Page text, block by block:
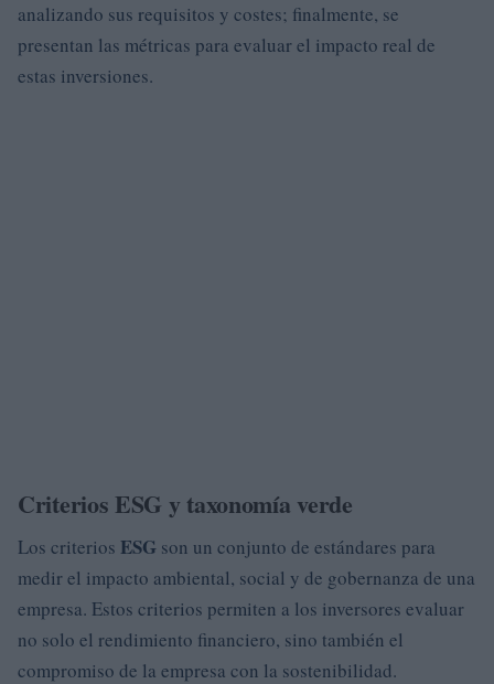
analizando sus requisitos y costes; finalmente, se
presentan las métricas para evaluar el impacto real de
estas inversiones.
Criterios ESG y taxonomía verde
Los criterios ESG son un conjunto de estándares para
medir el impacto ambiental, social y de gobernanza de una
empresa. Estos criterios permiten a los inversores evaluar
no solo el rendimiento financiero, sino también el
compromiso de la empresa con la sostenibilidad.